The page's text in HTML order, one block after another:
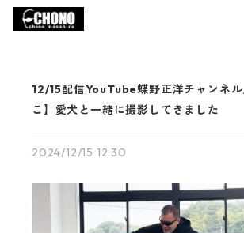
12/15配信YouTube蝶野正洋チャンネ
こ】愛犬と一緒に撮影してきました
2024/12/15 12:30